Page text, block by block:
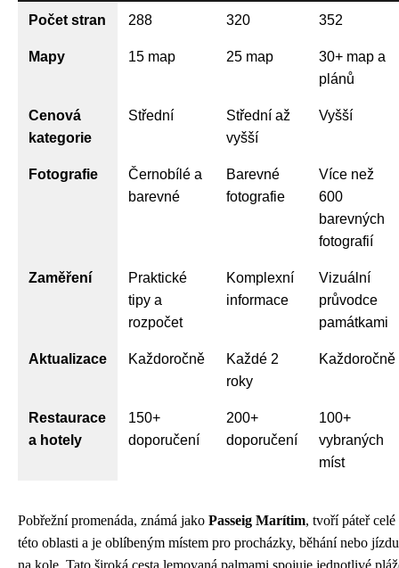
Počet stran 288 320 352
Mapy 15 map 25 map
30+ map a
plánů
Cenová
kategorie
Střední
Střední až
vyšší
Vyšší
Fotografie
Černobílé a
barevné
Barevné
fotografie
Více než
600
barevných
fotografií
Zaměření
Praktické
tipy a
rozpočet
Komplexní
informace
Vizuální
průvodce
památkami
Aktualizace Každoročně
Každé 2
roky
Každoročně
Restaurace
a hotely
150+
doporučení
200+
doporučení
100+
vybraných
míst
Pobřežní promenáda, známá jako Passeig Marítim, tvoří páteř celé
této oblasti a je oblíbeným místem pro procházky, běhání nebo jízdu
na kole. Tato široká cesta lemovaná palmami spojuje jednotlivé